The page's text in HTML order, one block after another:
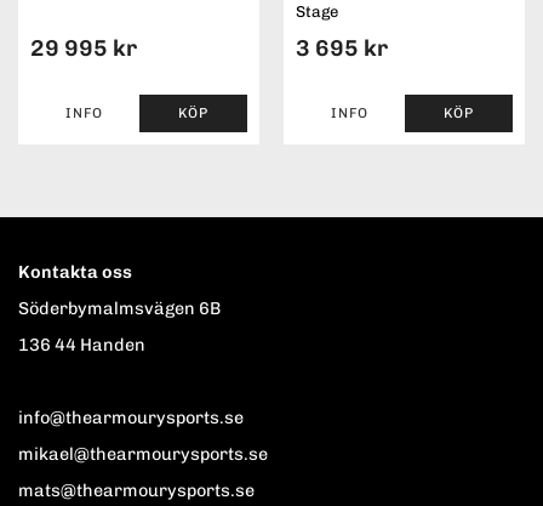
29 995 kr
INFO KÖP
Stage
3 695 kr
INFO KÖP
Kontakta oss
Söderbymalmsvägen 6B
136 44 Handen
info@thearmourysports.se
mikael@thearmourysports.se
mats@thearmourysports.se